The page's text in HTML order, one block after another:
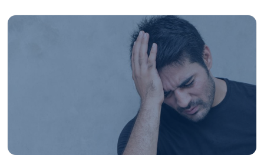
اصلاح سبک زندگی، رفتاردرمانی و استفاده از درمان‌های خانگی قابل کنترل